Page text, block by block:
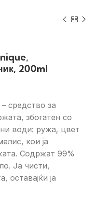
200ml
средство за
збогатен со
води: ружа, цвет
кои ја
Содржат 99%
Ја чисти,
оставајќи ја